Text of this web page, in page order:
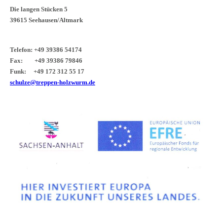
Die langen Stücken 5
39615 Seehausen/Altmark
Telefon: +49 39386 54174
Fax: +49 39386 79846
Funk: +49 172 312 55 17
schulze@treppen-holzwurm.de